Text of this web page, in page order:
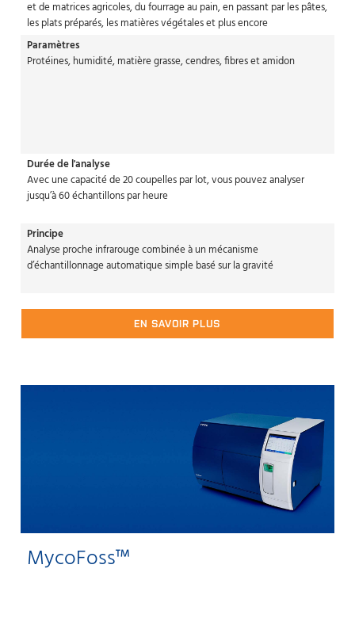
et de matrices agricoles, du fourrage au pain, en passant par les pâtes,
les plats préparés, les matières végétales et plus encore
Paramètres
Protéines, humidité, matière grasse, cendres, fibres et amidon
Durée de l'analyse
Avec une capacité de 20 coupelles par lot, vous pouvez analyser
jusqu’à 60 échantillons par heure
Principe
Analyse proche infrarouge combinée à un mécanisme
d’échantillonnage automatique simple basé sur la gravité
EN SAVOIR PLUS
MycoFoss™